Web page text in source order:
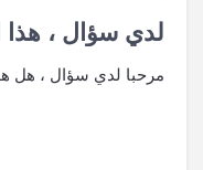
لدي سؤال ، هذا
مرحبا لدي سؤال ، هل